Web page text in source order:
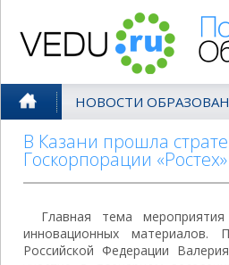
НОВОСТИ
В Казани прошла
Госкорпорации «Ростех»
Главная тема
инновационных
Российской Федерации